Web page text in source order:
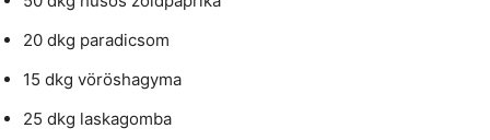
20 dkg paradicsom
15 dkg vöröshagyma
25 dkg laskagomba